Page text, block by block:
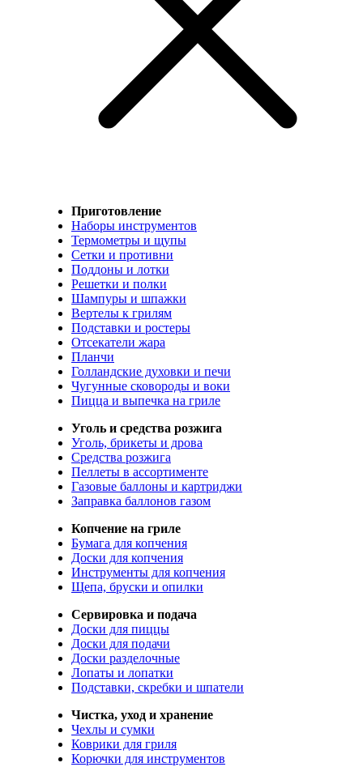
Приготовление
Наборы инструментов
Термометры и щупы
Сетки и противни
Поддоны и лотки
Решетки и полки
Шампуры и шпажки
Вертелы к грилям
Подставки и ростеры
Отсекатели жара
Планчи
Голландские духовки и печи
Чугунные сковороды и воки
Пицца и выпечка на гриле
Уголь и средства розжига
Уголь, брикеты и дрова
Средства розжига
Пеллеты в ассортименте
Газовые баллоны и картриджи
Заправка баллонов газом
Копчение на гриле
Бумага для копчения
Доски для копчения
Инструменты для копчения
Щепа, бруски и опилки
Сервировка и подача
Доски для пиццы
Доски для подачи
Доски разделочные
Лопаты и лопатки
Подставки, скребки и шпатели
Чистка, уход и хранение
Чехлы и сумки
Коврики для гриля
Корючки для инструментов